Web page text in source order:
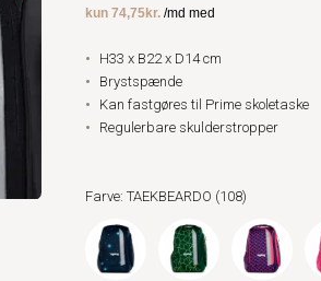
H33 x B22 x D14 cm
Brystspænde
Kan fastgøres til Prime skoletaske
Regulerbare skulderstropper
Farve: TAEKBEARDO (108)